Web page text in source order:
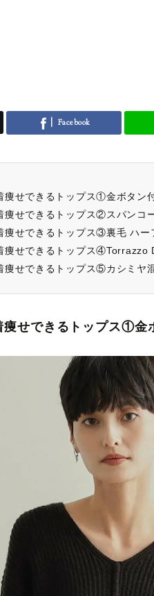
Facebook
痩せできるトップス①金ボタン
痩せできるトップス②スパンコ
痩せできるトップス③裏毛 ハー
痩せできるトップス
痩せできるトップス⑤カシミヤ
痩せできるトップス①金